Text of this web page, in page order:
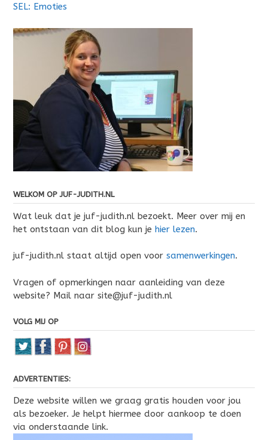
SEL: Emoties
WELKOM OP JUF-JUDITH.NL
Wat leuk dat je juf-judith.nl bezoekt. Meer over mij en
het ontstaan van dit blog kun je hier lezen.
juf-judith.nl staat altijd open voor samenwerkingen.
Vragen of opmerkingen naar aanleiding van deze
website? Mail naar site@juf-judith.nl
VOLG MIJ OP
ADVERTENTIES:
Deze website willen we graag gratis houden voor jou
als bezoeker. Je helpt hiermee door aankoop te doen
via onderstaande link.